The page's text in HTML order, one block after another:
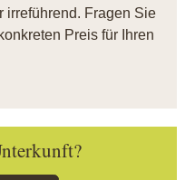
irreführend. Fragen Sie
Preis für Ihren